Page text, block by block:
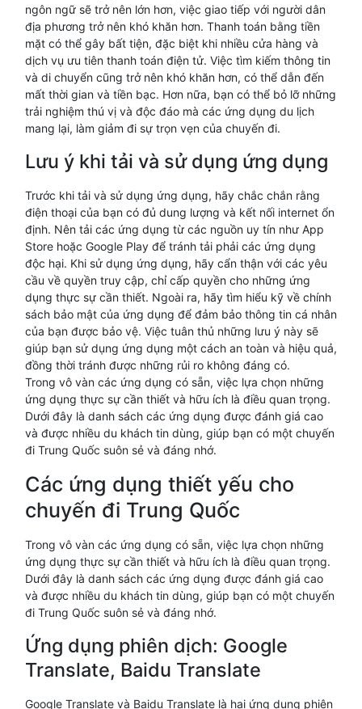
ngôn ngữ sẽ trở nên lớn hơn, việc giao tiếp với người dân
địa phương trở nên khó khăn hơn. Thanh toán bằng tiền
mặt có thể gây bất tiện, đặc biệt khi nhiều cửa hàng và
dịch vụ ưu tiên thanh toán điện tử. Việc tìm kiếm thông tin
và di chuyển cũng trở nên khó khăn hơn, có thể dẫn đến
mất thời gian và tiền bạc. Hơn nữa, bạn có thể bỏ lỡ những
trải nghiệm thú vị và độc đáo mà các ứng dụng du lịch
mang lại, làm giảm đi sự trọn vẹn của chuyến đi.
Lưu ý khi tải và sử dụng ứng dụng
Trước khi tải và sử dụng ứng dụng, hãy chắc chắn rằng
điện thoại của bạn có đủ dung lượng và kết nối internet ổn
định. Nên tải các ứng dụng từ các nguồn uy tín như App
Store hoặc Google Play để tránh tải phải các ứng dụng
độc hại. Khi sử dụng ứng dụng, hãy cẩn thận với các yêu
cầu về quyền truy cập, chỉ cấp quyền cho những ứng
dụng thực sự cần thiết. Ngoài ra, hãy tìm hiểu kỹ về chính
sách bảo mật của ứng dụng để đảm bảo thông tin cá nhân
của bạn được bảo vệ. Việc tuân thủ những lưu ý này sẽ
giúp bạn sử dụng ứng dụng một cách an toàn và hiệu quả,
đồng thời tránh được những rủi ro không đáng có.
Trong vô vàn các ứng dụng có sẵn, việc lựa chọn những
ứng dụng thực sự cần thiết và hữu ích là điều quan trọng.
Dưới đây là danh sách các ứng dụng được đánh giá cao
và được nhiều du khách tin dùng, giúp bạn có một chuyến
đi Trung Quốc suôn sẻ và đáng nhớ.
Các ứng dụng thiết yếu cho
chuyến đi Trung Quốc
Trong vô vàn các ứng dụng có sẵn, việc lựa chọn những
ứng dụng thực sự cần thiết và hữu ích là điều quan trọng.
Dưới đây là danh sách các ứng dụng được đánh giá cao
và được nhiều du khách tin dùng, giúp bạn có một chuyến
đi Trung Quốc suôn sẻ và đáng nhớ.
Ứng dụng phiên dịch: Google
Translate, Baidu Translate
Google Translate và Baidu Translate là hai ứng dụng phiên